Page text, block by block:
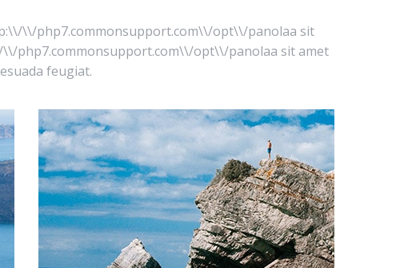
\\/php7.commonsupport.com\\/opt\\/panolaa sit
\\/php7.commonsupport.com\\/opt\\/panolaa sit amet
feugiat.